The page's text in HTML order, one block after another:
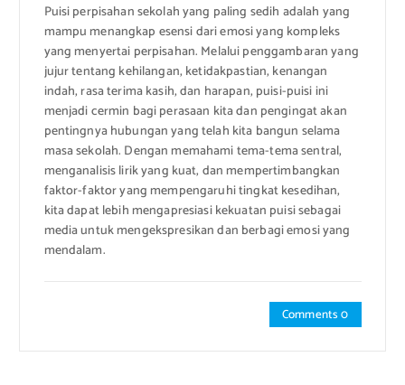
Puisi perpisahan sekolah yang paling sedih adalah yang
mampu menangkap esensi dari emosi yang kompleks
yang menyertai perpisahan. Melalui penggambaran yang
jujur tentang kehilangan, ketidakpastian, kenangan
indah, rasa terima kasih, dan harapan, puisi-puisi ini
menjadi cermin bagi perasaan kita dan pengingat akan
pentingnya hubungan yang telah kita bangun selama
masa sekolah. Dengan memahami tema-tema sentral,
menganalisis lirik yang kuat, dan mempertimbangkan
faktor-faktor yang mempengaruhi tingkat kesedihan,
kita dapat lebih mengapresiasi kekuatan puisi sebagai
media untuk mengekspresikan dan berbagi emosi yang
mendalam.
Comments 0